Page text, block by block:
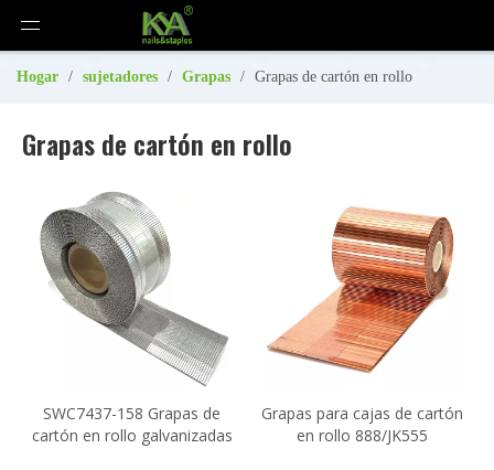
Hogar / sujetadores / Grapas / Grapas de cartón en rollo
Grapas de cartón en rollo
SWC7437-158 Grapas de
cartón en rollo galvanizadas
Grapas para cajas de cartón
en rollo 888/JK555